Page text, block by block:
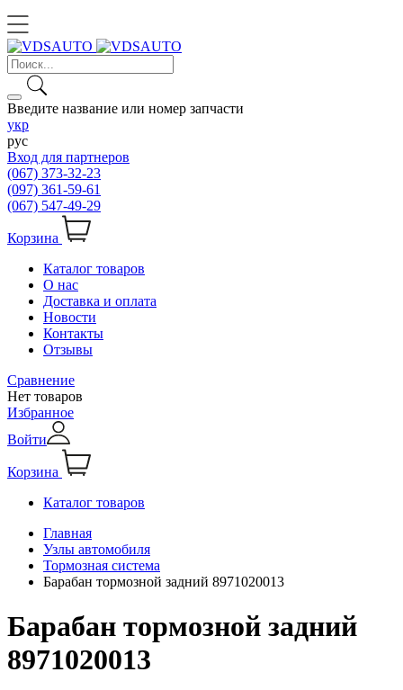
Введите название или номер запчасти
укр
рус
Вход для партнеров
(067) 373-32-23
(097) 361-59-61
(067) 547-49-29
Корзина
Каталог товаров
О нас
Доставка и оплата
Новости
Контакты
Отзывы
Сравнение
Нет товаров
Избранное
Войти
Корзина
Каталог товаров
Главная
Узлы автомобиля
Тормозная система
Барабан тормозной задний 8971020013
Барабан тормозной задний
8971020013